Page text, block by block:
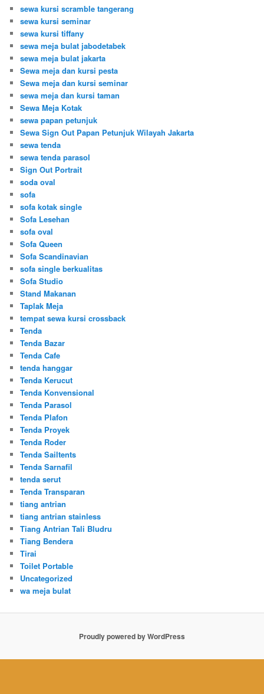
sewa kursi scramble tangerang
sewa kursi seminar
sewa kursi tiffany
sewa meja bulat jabodetabek
sewa meja bulat jakarta
Sewa meja dan kursi pesta
Sewa meja dan kursi seminar
sewa meja dan kursi taman
Sewa Meja Kotak
sewa papan petunjuk
Sewa Sign Out Papan Petunjuk Wilayah Jakarta
sewa tenda
sewa tenda parasol
Sign Out Portrait
soda oval
sofa
sofa kotak single
Sofa Lesehan
sofa oval
Sofa Queen
Sofa Scandinavian
sofa single berkualitas
Sofa Studio
Stand Makanan
Taplak Meja
tempat sewa kursi crossback
Tenda
Tenda Bazar
Tenda Cafe
tenda hanggar
Tenda Kerucut
Tenda Konvensional
Tenda Parasol
Tenda Plafon
Tenda Proyek
Tenda Roder
Tenda Sailtents
Tenda Sarnafil
tenda serut
Tenda Transparan
tiang antrian
tiang antrian stainless
Tiang Antrian Tali Bludru
Tiang Bendera
Tirai
Toilet Portable
Uncategorized
wa meja bulat
Proudly powered by WordPress